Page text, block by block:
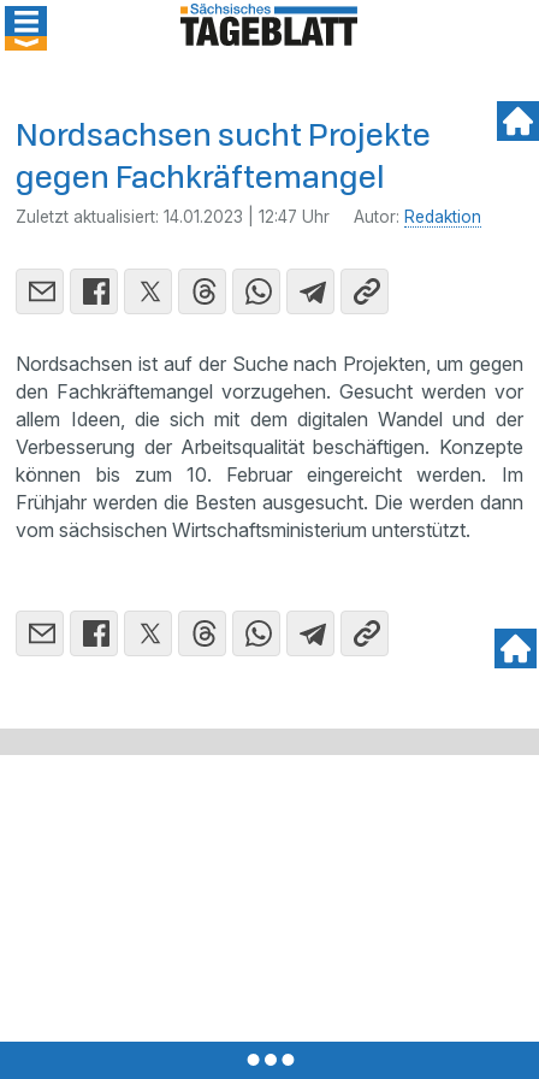
Nordsachsen sucht Projekte
gegen Fachkräftemangel
Zuletzt aktualisiert:14.01.2023 | 12:47 Uhr Autor: Redaktion
Nordsachsen ist auf der Suche nach Projekten, um gegen
den Fachkräftemangel vorzugehen. Gesucht werden vor
allem Ideen, die sich mit dem digitalen Wandel und der
Verbesserung der Arbeitsqualität beschäftigen. Konzepte
können bis zum 10. Februar eingereicht werden. Im
Frühjahr werden die Besten ausgesucht. Die werden dann
vom sächsischen Wirtschaftsministerium unterstützt.